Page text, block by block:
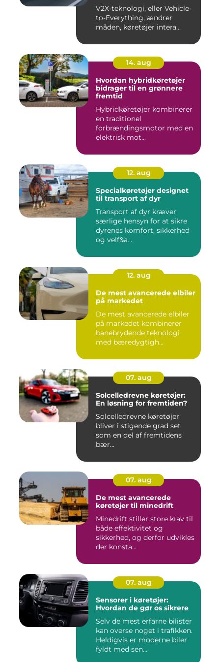
V2X-teknologi, eller Vehicle-
to-Everything, ændrer
måden, køretøjer intera...
14. aug
Hvordan hybridkøretøjer
bidrager til en grønnere
fremtid
Hybridkøretøjer kombinerer
en traditionel
forbrændingsmotor med en
elektrisk mot...
12. aug
Specialkøretøjer designet
til transport af dyr
Transport af dyr kræver
særlige hensyn for at sikre
dyrenes komfort, sikkerhed
og velf&a...
12. aug
De mest avancerede elbiler
på markedet
De mest avancerede elbiler
på markedet kombinerer
banebrydende teknologi
med bæredygtigh...
07. aug
Solcelledrevne køretøjer:
En løsning for fremtiden?
Solcelledrevne køretøjer
bliver i stigende grad set
som en del af fremtidens
bær...
07. aug
De mest avancerede
køretøjer til minedrift
Minedrift stiller store krav til
både effektivitet og
sikkerhed, og derfor udvikles
der konsta...
07. aug
Sensorer i køretøjer:
Hvordan de gør os sikrere
Selv de mest erfarne bilister
kan overse noget i trafikken.
Heldigvis er moderne biler
fyldt med sen...